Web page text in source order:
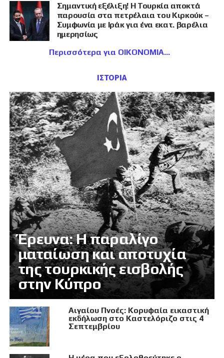
Σημαντική εξέλιξη! Η Τουρκία αποκτά
παρουσία στα πετρέλαια του Κιρκούκ –
Συμφωνία με Ιράκ για ένα εκατ. βαρέλια
ημερησίως
Περισσότερα για ΟΙΚΟΝΟΜΙΑ
ΙΣΤΟΡΙΑ
Έρευνα: Η παραλίγο
ματαίωση και αποτυχία
της τουρκικής εισβολής
στην Κύπρο
Αιγαίου Πνοές: Κορυφαία εικαστική
εκδήλωση στο Καστελόριζο στις 4
Σεπτεμβρίου